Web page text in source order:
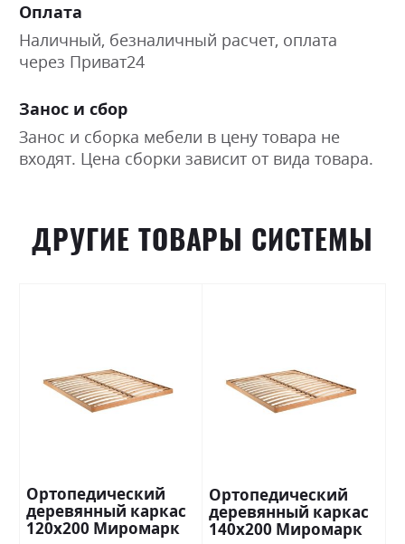
Оплата
Наличный, безналичный расчет, оплата
через Приват24
Занос и сбор
Занос и сборка мебели в цену товара не
входят. Цена сборки зависит от вида товара.
ДРУГИЕ ТОВАРЫ СИСТЕМЫ
Ортопедический
деревянный каркас
120х200 Миромарк
Ортопедический
деревянный каркас
140х200 Миромарк